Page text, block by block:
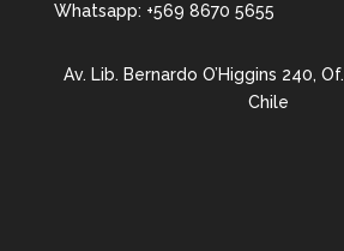
Whatsapp: +569 8670 5655
Av. Lib. Bernardo O’Higgins 240,
Chile